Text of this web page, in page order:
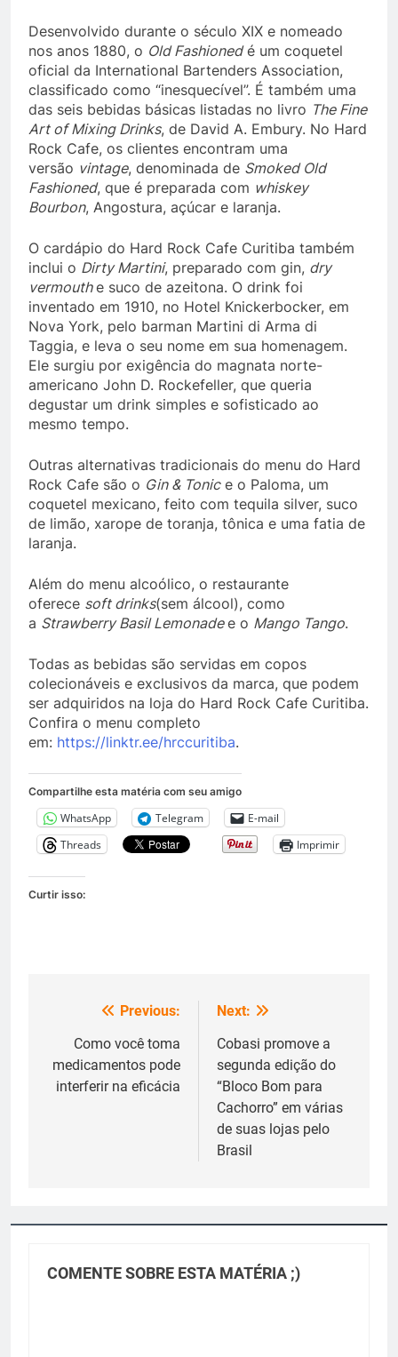
Desenvolvido durante o século XIX e nomeado
nos anos 1880, o Old Fashionedé um coquetel
oficial da International Bartenders Association,
classificado como “inesquecível”. É também uma
das seis bebidas básicas listadas no livro The Fine
Art of Mixing Drinks, de David A. Embury. No Hard
Rock Cafe, os clientes encontram uma
versão vintage, denominada de Smoked Old
Fashioned, que é preparada com whiskey
Bourbon, Angostura, açúcar e laranja.
O cardápio do Hard Rock Cafe Curitiba também
inclui o Dirty Martini, preparado com gin, dry
vermouthe suco de azeitona. O drink foi
inventado em 1910, no Hotel Knickerbocker, em
Nova York, pelo barman Martini di Arma di
Taggia, e leva o seu nome em sua homenagem.
Ele surgiu por exigência do magnata norte-
americano John D. Rockefeller, que queria
degustar um drink simples e sofisticado ao
mesmo tempo.
Outras alternativas tradicionais do menu do Hard
Rock Cafe são o Gin & Tonice o Paloma, um
coquetel mexicano, feito com tequila silver, suco
de limão, xarope de toranja, tônica e uma fatia de
laranja.
Além do menu alcoólico, o restaurante
oferece soft drinks(sem álcool), como
a Strawberry Basil Lemonadee o Mango Tango.
Todas as bebidas são servidas em copos
colecionáveis e exclusivos da marca, que podem
ser adquiridos na loja do Hard Rock Cafe Curitiba.
Confira o menu completo
em: https://linktr.ee/hrccuritiba.
Compartilhe esta matéria com seu amigo
WhatsApp Telegram
E-mail
Threads
Imprimir
Curtir isso:
Navegação
Post
Previous:
Como você toma
medicamentos pode
interferir na eficácia
Next:
Cobasi promove a
segunda edição do
“Bloco Bom para
Cachorro” em várias
de suas lojas pelo
Brasil
COMENTE SOBRE ESTA MATÉRIA ;)